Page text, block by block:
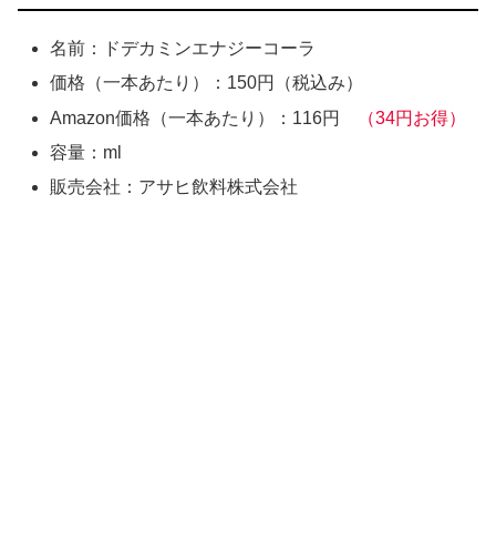
名前：ドデカミンエナジーコーラ
価格（一本あたり）：150円（税込み）
Amazon価格（一本あたり）：116円
（34円お得）
容量：ml
販売会社：アサヒ飲料株式会社